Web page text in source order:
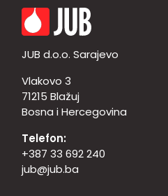
JUB d.o.o. Sarajevo
Vlakovo 3
71215 Blažuj
Bosna i Hercegovina
Telefon:
+387 33 692 240
jub@jub.ba